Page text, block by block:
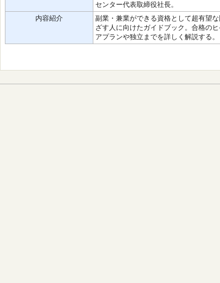
センター代表取締役社長。
内容紹介
副業・兼業ができる資格として超有望
ざす人に向けたガイドブック。合格の
アプランや独立までを詳しく解説する。